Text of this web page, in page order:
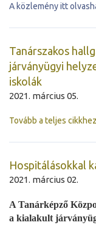
A közlemény itt
Tanárszakos
járványügyi
iskolák
2021. március 05.
Tovább a teljes cikkhez
Hospitálásokkal
2021. március 02.
A Tanárképző
a kialakult